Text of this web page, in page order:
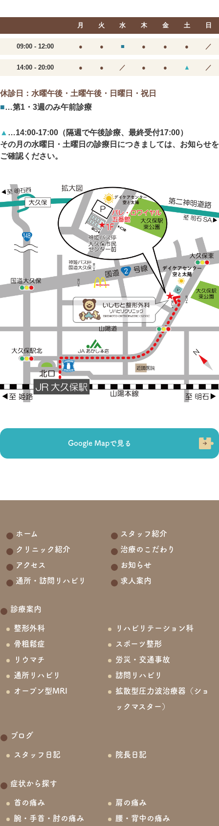
月 火 水 木 金 土 日
09:00 - 12:00 ● ● ■ ● ● ● ／
14:00 - 20:00 ● ● ／ ● ● ▲ ／
休診日：水曜午後・土曜午後・日曜日・祝日
■…第1・3週のみ午前診療
▲ …14:00-17:00（隔週で午後診療、最終受付17:00）
その月の水曜日・土曜日の診療日につきましては、 お知らせを
ご確認ください。
Google Mapで見る
ホーム
スタッフ紹介
クリニック紹介
治療のこだわり
アクセス
お知らせ
通所・訪問リハビリ
求人案内
診療案内
整形外科
リハビリテーション科
骨粗鬆症
スポーツ整形
リウマチ
労災・交通事故
通所リハビリ
訪問リハビリ
オープン型MRI
拡散型圧力波治療器（ショ
ックマスター）
ブログ
スタッフ日記 院長日記
症状から探す
首の痛み
肩の痛み
腕・手首・肘の痛み
腰・背中の痛み